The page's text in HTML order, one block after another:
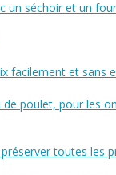
un séchoir et un
facilement et sans
poulet, pour les
toutes les